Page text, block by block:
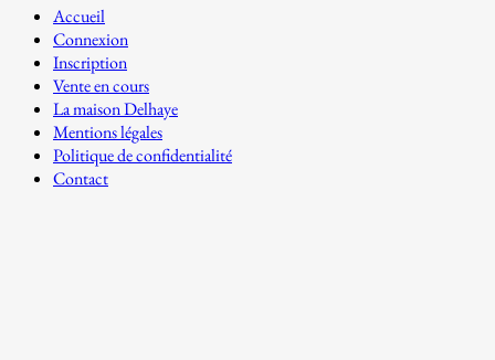
Accueil
Connexion
Inscription
Vente en cours
La maison Delhaye
Mentions légales
Politique de confidentialité
Contact